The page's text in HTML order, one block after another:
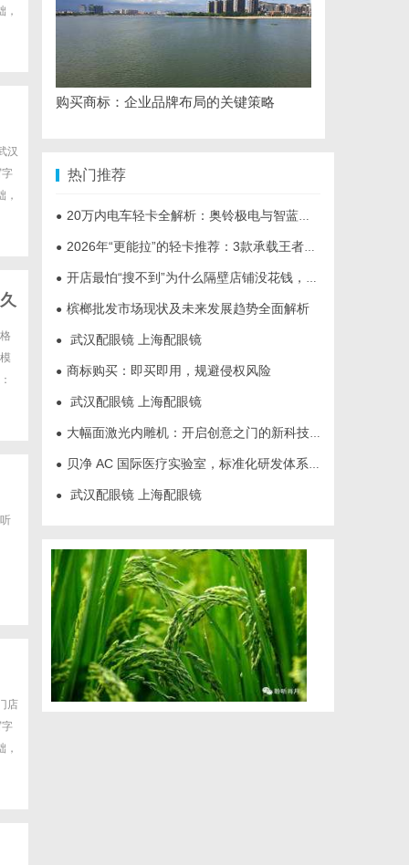
，
汉
，
店
，
购买商标：企业品牌布局的关键策略
热门推荐
● 20万内电车轻卡全解析：奥铃极电与智蓝的核心差异及选购指南
● 2026年“更能拉”的轻卡推荐：3款承载王者全维度解析
● 开店最怕“搜不到”为什么隔壁店铺没花钱，ai却天天给他免费派单？
● 槟榔批发市场现状及未来发展趋势全面解析
● 武汉配眼镜 上海配眼镜
● 商标购买：即买即用，规避侵权风险
● 武汉配眼镜 上海配眼镜
● 大幅面激光内雕机：开启创意之门的新科技利器
● 贝净 AC 国际医疗实验室，标准化研发体系全解析
● 武汉配眼镜 上海配眼镜